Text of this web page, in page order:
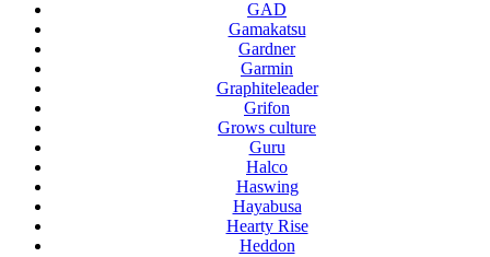
GAD
Gamakatsu
Gardner
Garmin
Graphiteleader
Grifon
Grows culture
Guru
Halco
Haswing
Hayabusa
Hearty Rise
Heddon